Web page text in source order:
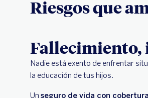
Riesgos que
Fallecimiento,
Nadie está exento de enfrentar
la educación de tus hijos.
Un seguro de vida con